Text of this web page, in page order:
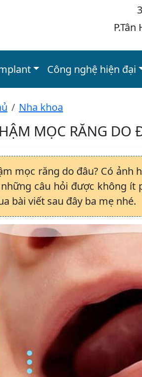
Công nghệ hiện đại
Nha khoa
MỌC RĂNG DO
mọc răng do đâu? Có
câu hỏi được không ít
bài viết sau đây ba mẹ nhé.